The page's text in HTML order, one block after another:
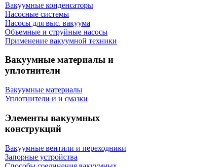
Вакуумные конденсаторы
Насосные системы
Насосы для выс. вакуума
Объемные и струйные насосы
Применение вакуумной техники
Вакуумные материалы и
уплотнители
Вакуумные материалы
Уплотнители и и смазки
Элементы вакуумных
конструкций
Вакуумные вентили и переходники
Запорные устройства